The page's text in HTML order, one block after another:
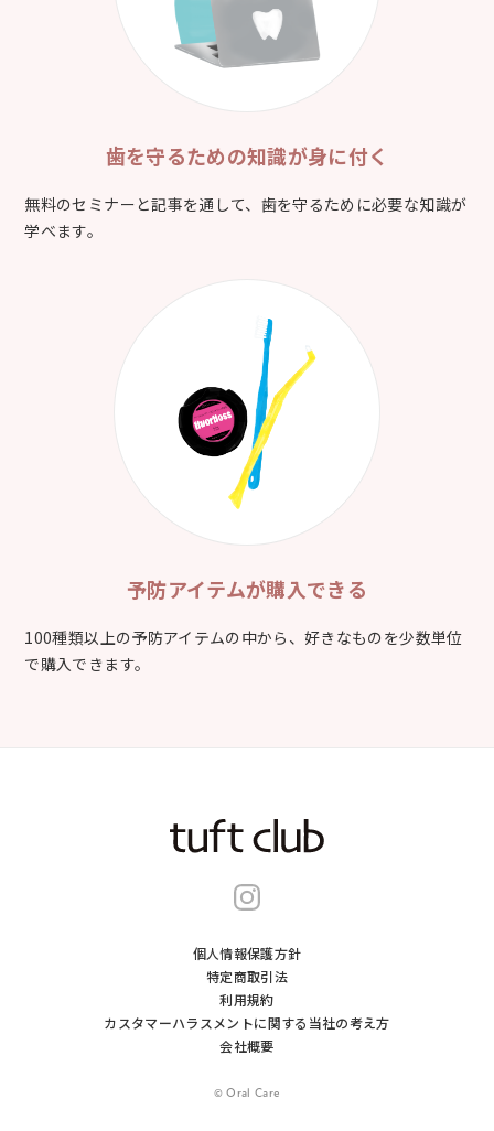
歯を守るための知識が身に付く
無料のセミナーと記事を通して、歯を守るために必要な知識が
学べます。
予防アイテムが購入できる
100種類以上の予防アイテムの中から、好きなものを少数単位
で購入できます。
個人情報保護方針
特定商取引法
利用規約
カスタマーハラスメントに関する当社の考え⽅
会社概要
© Oral Care